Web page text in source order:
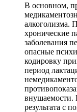
В основном,
алкоголизма.
хронические
заболевания
опасные
кодировку
период
внушаемости.
результата с